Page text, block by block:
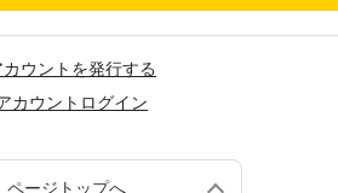
ウントを発行する
カウントログイン
ページトップへ